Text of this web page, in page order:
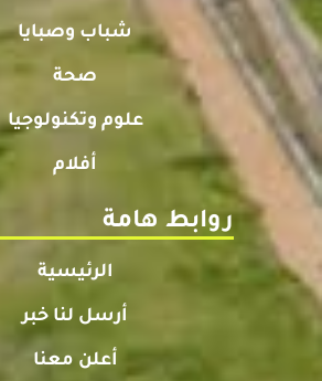
شباب وصبايا
صحة
علوم وتكنولوجيا
أفلام
روابط هامة
الرئيسية
أرسل لنا خبر
أعلن معنا